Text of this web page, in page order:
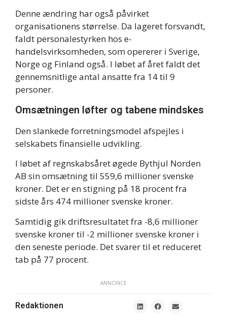
Denne ændring har også påvirket
organisationens størrelse. Da lageret forsvandt,
faldt personalestyrken hos e-
handelsvirksomheden, som opererer i Sverige,
Norge og Finland også. I løbet af året faldt det
gennemsnitlige antal ansatte fra 14 til 9
personer.
Omsætningen løfter og tabene mindskes
Den slankede forretningsmodel afspejles i
selskabets finansielle udvikling.
I løbet af regnskabsåret øgede Bythjul Norden
AB sin omsætning til 559,6 millioner svenske
kroner. Det er en stigning på 18 procent fra
sidste års 474 millioner svenske kroner.
Samtidig gik driftsresultatet fra -8,6 millioner
svenske kroner til -2 millioner svenske kroner i
den seneste periode. Det svarer til et reduceret
tab på 77 procent.
ANNONCE
Redaktionen